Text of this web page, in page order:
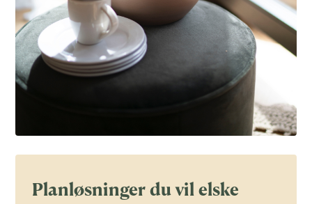
Planløsninger du vil elske